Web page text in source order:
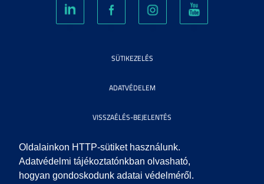
Oldalainkon HTTP-sütiket használunk.
Adatvédelmi tájékoztatónkban olvasható,
hogyan gondoskodunk adatai védelméről.
SÜTIKEZELÉS
ADATVÉDELEM
VISSZAÉLÉS-BEJELENTÉS
KÖZÉRDEKŰ ADATOK
IMPRESSZUM